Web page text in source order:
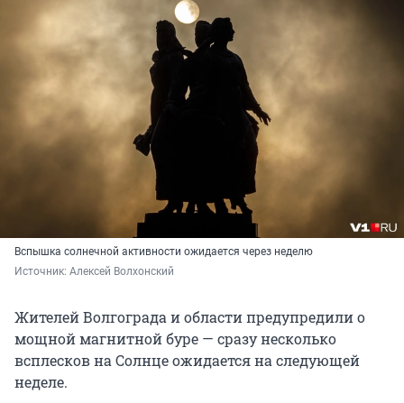
Вспышка солнечной активности ожидается через неделю
Источник: Алексей Волхонский
Жителей Волгограда и области предупредили о
мощной магнитной буре — сразу несколько
всплесков на Солнце ожидается на следующей
неделе.